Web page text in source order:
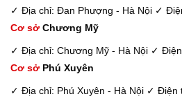
✓ Địa chỉ: Đan Phượng - Hà Nội ✓
Cơ sở Chương Mỹ
✓ Địa chỉ: Chương Mỹ - Hà Nội ✓
Cơ sở Phú Xuyên
✓ Địa chỉ: Phú Xuyên - Hà Nội ✓ Điện